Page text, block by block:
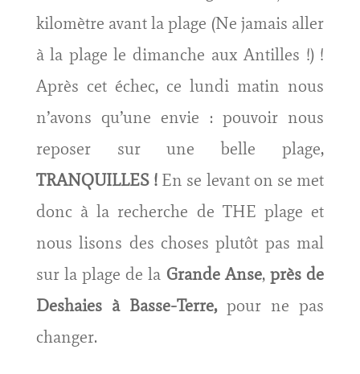
kilomètre avant la plage (Ne jamais aller
à la plage le dimanche aux Antilles !) !
Après cet échec, ce lundi matin nous
n’avons qu’une envie : pouvoir nous
reposer sur une belle plage,
TRANQUILLES !En se levant on se met
donc à la recherche de THE plage et
nous lisons des choses plutôt pas mal
sur la plage de la Grande Anse,près de
Deshaies à Basse-Terre,pour ne pas
changer.